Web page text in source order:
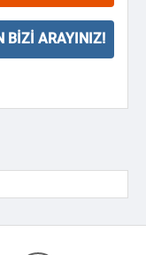
BIZI ARAYINIZ!